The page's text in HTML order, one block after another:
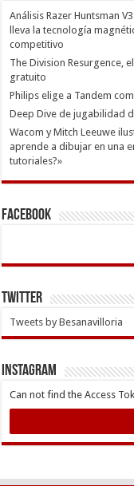
Análisis Razer Huntsman
lleva la tecnología
competitivo
The Division Resurgence,
gratuito
Philips elige a Tandem
Deep Dive de jugabilidad
Wacom y Mitch Leeuwe
aprende a dibujar en una
tutoriales?»
Facebook
Twitter
Tweets by Besanavilloria
INSTAGRAM
Can not find the Access